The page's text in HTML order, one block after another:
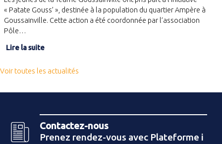
« Patate Gouss’ », destinée à la population du quartier Ampère à
Goussainville. Cette action a été coordonnée par l’association
Pôle…
Lire la suite
Voir toutes les actualités
Contactez-nous
Prenez rendez-vous avec Plateforme i